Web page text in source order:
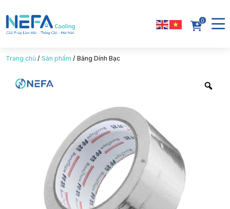
0
Trang chủ/ Sản phẩm / Băng Dính Bạc